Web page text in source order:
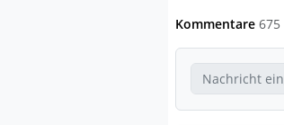
Kommentare 675